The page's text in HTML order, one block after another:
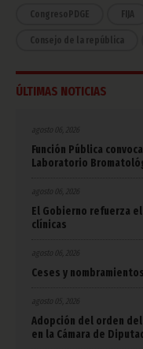
CongresoPDGE FIJA
Consejo de la república
ÚLTIMAS NOTICIAS
agosto 06, 2026
Función Pública
Laboratorio
agosto 06, 2026
El Gobierno refuerza
clínicas
agosto 06, 2026
Ceses y
Adopción del orden
en la Cámara de